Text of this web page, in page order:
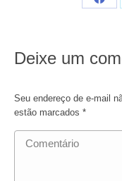
Deixe um
Seu endereço de e-mail
estão marcados *
Comentário